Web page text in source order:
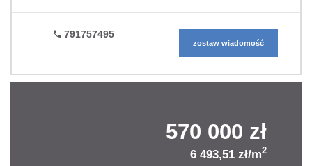
791757495
zostaw wiadomość
570 000 zł
6 493,51 zł/m2